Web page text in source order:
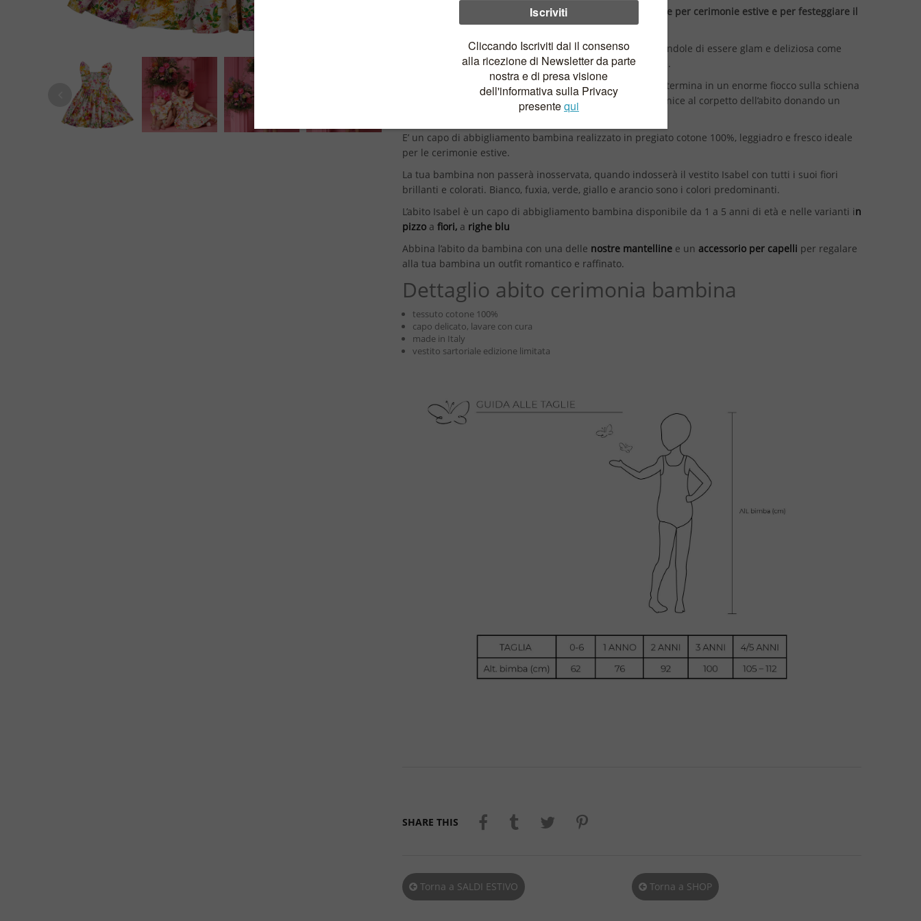
L’abito Isabel in cotone con fiori variopinti
è il vestito ideale per cerimonie estive e per festeggiare il
compleanno della tua piccola Principessa.
Veste la tua bambina in modo elegante e fresco permettendole di essere glam e deliziosa come
invitata ad un matrimonio o ad una cerimonia importante.
Isabel è l’abito dalla gonna voluminosa e ampia, la cinta termina in un enorme fiocco sulla schiena
che valorizza il punto vita e due grandi voilà fanno da cornice al corpetto dell’abito donando un
E’ un capo di abbigliamento bambina realizzato in pregiato cotone 100%, leggiadro e fresco ideale
per le cerimonie estive.
La tua bambina non passerà inosservata, quando indosserà il vestito Isabel con tutti i suoi fiori
brillanti e colorati. Bianco, fuxia, verde, giallo e arancio sono i colori predominanti.
L’abito Isabel è un capo di abbigliamento bambina disponibile da 1 a 5 anni di età e nelle varianti in
pizzo a fiori, a righe blu
Abbina l’abito da bambina con una delle nostre mantelline e un accessorio per capelli per regalare
alla tua bambina un outfit romantico e raffinato.
Dettaglio abito cerimonia bambina
tessuto cotone 100%
capo delicato, lavare con cura
made in Italy
vestito sartoriale edizione limitata
SHARE THIS
Torna a SALDI ESTIVO Torna a SHOP